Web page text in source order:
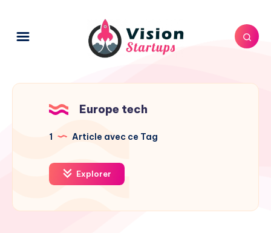
Europe tech
1 Article avec ce Tag
Explorer